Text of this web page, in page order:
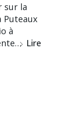
sur la
Puteaux
à
Lire